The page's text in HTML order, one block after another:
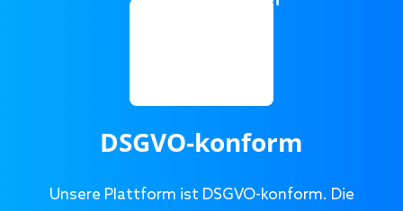
DSGVO-konform
Unsere Plattform ist DSGVO-konform. Die